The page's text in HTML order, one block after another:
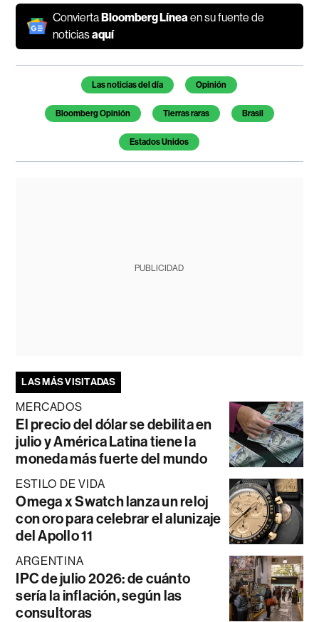
ConviertaBloomberg Línea en su fuente de
noticiasaquí
Temas de este artículo
Las noticias del día Opinión
Bloomberg Opinión Tierras raras Brasil
Estados Unidos
PUBLICIDAD
LAS MÁS VISITADAS
MERCADOS
El precio del dólar se debilita en
julio y América Latina tiene la
moneda más fuerte del mundo
ESTILO DE VIDA
Omega x Swatch lanza un reloj
con oro para celebrar el alunizaje
del Apollo 11
ARGENTINA
IPC de julio 2026: de cuánto
sería la inflación, según las
consultoras